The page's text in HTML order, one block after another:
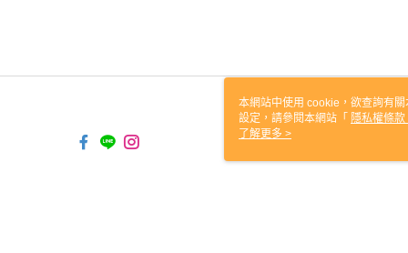
本網站中使用 cookie，欲查詢有
設定，請參閱本網站「 隱私權條款
使用 cookie。
了解更多 >